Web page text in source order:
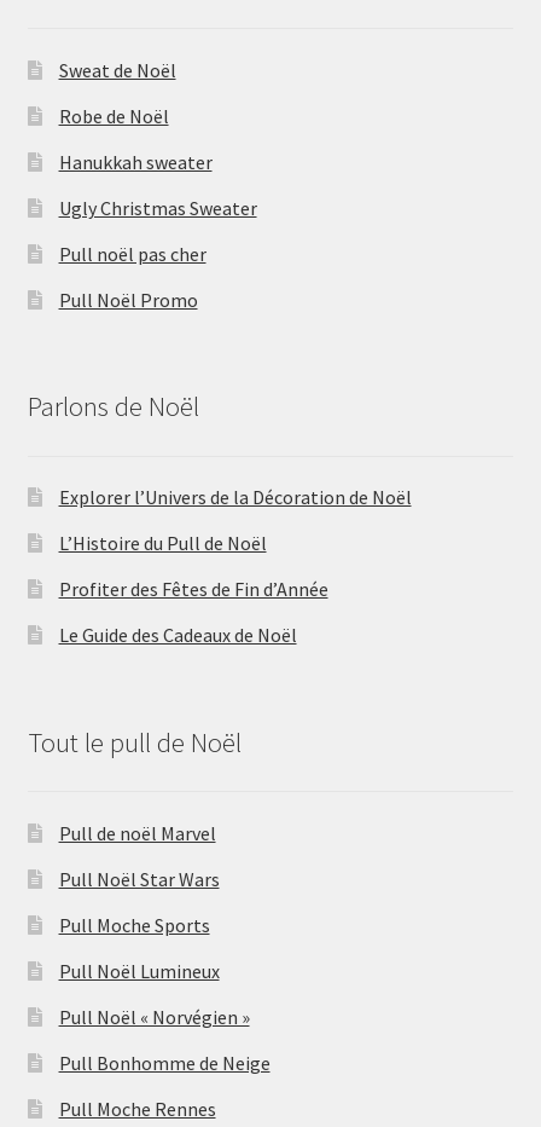
Sweat de Noël
Robe de Noël
Hanukkah sweater
Ugly Christmas Sweater
Pull noël pas cher
Pull Noël Promo
Parlons de Noël
Explorer l’Univers de la Décoration de Noël
L’Histoire du Pull de Noël
Profiter des Fêtes de Fin d’Année
Le Guide des Cadeaux de Noël
Tout le pull de Noël
Pull de noël Marvel
Pull Noël Star Wars
Pull Moche Sports
Pull Noël Lumineux
Pull Noël « Norvégien »
Pull Bonhomme de Neige
Pull Moche Rennes